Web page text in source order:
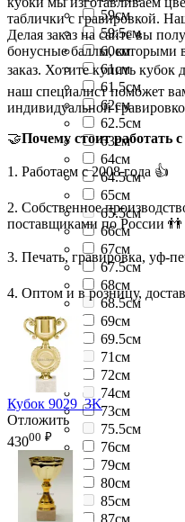
59см
59.5см
60см
61см
61.5см
62см
62.5см
63см
64см
64.5см
65см
65.5см
66см
67см
67.5см
68см
68.5см
69см
69.5см
71см
72см
74см
73см
75.5см
76см
79см
80см
85см
87см
таблички с гравировкой.
Делая заказ на сайте вы
бонусные баллы, которыми
заказ. Хотите купить
наш специалист поможет
индивидуальной
🤝Почему стоит работать
1. Работаем с 2008 года 👍
2. Собственное
поставщиками по России 👬
3. Печать, гравировка, уф-
4. Оптом и в розницу,
Кубок 9029_3K
Отложить
43000 ₽